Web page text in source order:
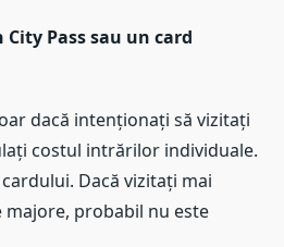
Pass sau un card
dacă intenționați să vizitați
costul intrărilor individuale.
Dacă vizitați mai
probabil nu este